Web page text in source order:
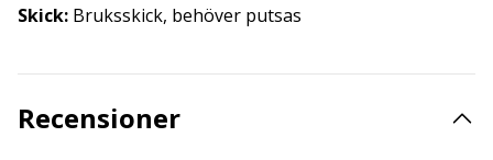
Skick: Bruksskick, behöver putsas
Recensioner